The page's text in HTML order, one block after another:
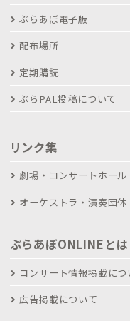
ぶらあぼ電子版
配布場所
定期購読
ぶらPAL投稿について
リンク集
劇場・コンサートホール
オーケストラ・演奏団体
ぶらあぼONLINEとは
コンサート情報掲載につ
広告掲載について